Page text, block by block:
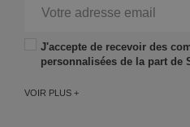
J'accepte de recevoir des
personnalisées de la part de
VOIR PLUS +